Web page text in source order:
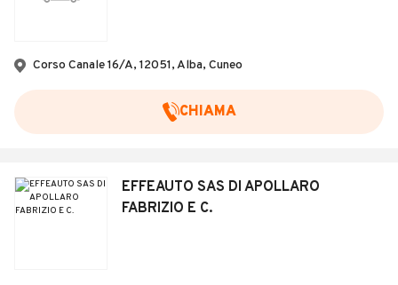
Corso Canale 16/A, 12051, Alba, Cuneo
CHIAMA
EFFEAUTO SAS DI APOLLARO
FABRIZIO E C.